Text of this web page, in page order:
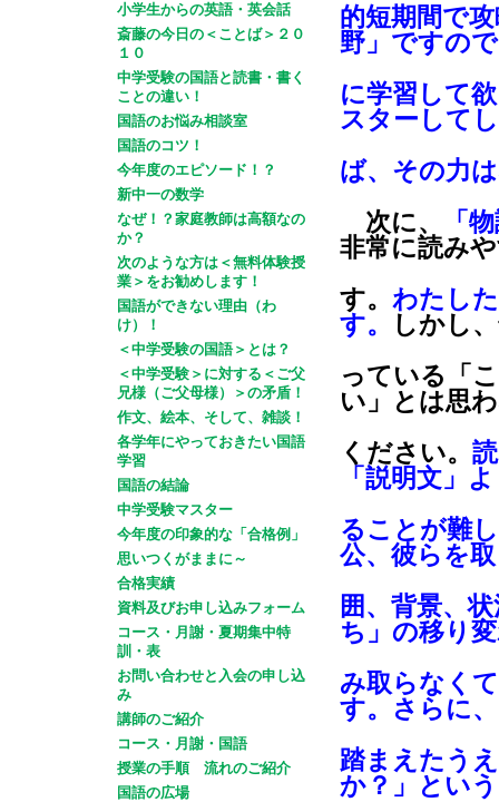
小学生からの英語・英会話
斎藤の今日の＜ことば＞２０
１０
中学受験の国語と読書・書く
ことの違い！
国語のお悩み相談室
国語のコツ！
今年度のエピソード！？
新中一の数学
なぜ！？家庭教師は高額なの
か？
次のような方は＜無料体験授
業＞をお勧めします！
国語ができない理由（わ
け）！
＜中学受験の国語＞とは？
＜中学受験＞に対する＜ご父
兄様（ご父母様）＞の矛盾！
作文、絵本、そして、雑談！
各学年にやっておきたい国語
学習
国語の結論
中学受験マスター
今年度の印象的な「合格例」
思いつくがままに～
合格実績
資料及びお申し込みフォーム
コース・月謝・夏期集中特
訓・表
お問い合わせと入会の申し込
み
講師のご紹介
コース・月謝・国語
授業の手順 流れのご紹介
国語の広場
的短期間で
野」ですの
に学習して
スターして
ば、その力
次に、
「
非常に読み
す。 わたし
す。
しかし
っている「
い」とは思
ください。
「説明文」
ることが難
公、彼らを
囲、背景、
ち」の移り
み取らなく
す。さらに
踏まえたう
か？」とい